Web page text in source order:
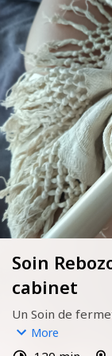
Soin
cabinet
Un Soin de
accompagner
More